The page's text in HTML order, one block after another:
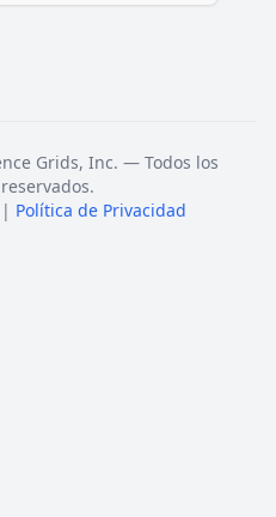
Grids, Inc. — Todos los
| Política de Privacidad